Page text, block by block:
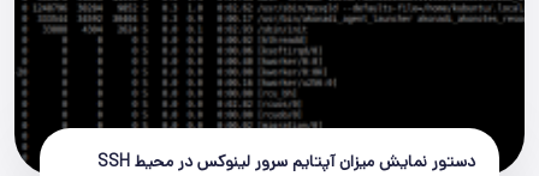
دستور نمایش میزان آپتایم سرور لینوکس در محیط SSH